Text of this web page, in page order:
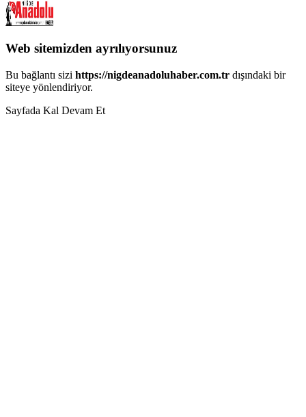
Web sitemizden ayrılıyorsunuz
Bu bağlantı sizi https://nigdeanadoluhaber.com.tr dışındaki bir
siteye yönlendiriyor.
Sayfada Kal Devam Et